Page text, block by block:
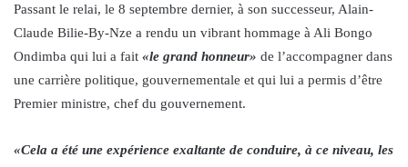
Passant le relai, le 8 septembre dernier, à son successeur, Alain-
Claude Bilie-By-Nze a rendu un vibrant hommage à Ali Bongo
Ondimba qui lui a fait «le grand honneur» de l’accompagner dans
une carrière politique, gouvernementale et qui lui a permis d’être
Premier ministre, chef du gouvernement.
«Cela a été une expérience exaltante de conduire, à ce niveau, les